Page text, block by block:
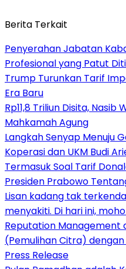
Berita Terkait
Penyerahan Jabatan
Profesional yang Patut
Trump Turunkan Tarif
Era Baru
Rp11,8 Triliun Disita,
Mahkamah Agung
Langkah Senyap Menuju
Koperasi dan UKM Budi
Termasuk Soal Tarif
Presiden Prabowo
Lisan kadang tak
menyakiti. Di hari ini,
Reputation Management
(Pemulihan Citra)
Press Release